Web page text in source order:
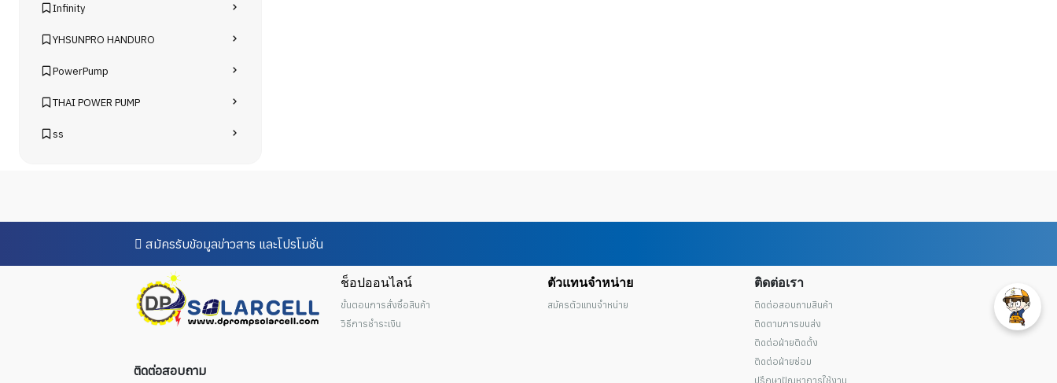
Infinity
YHSUNPRO HANDURO
PowerPump
THAI POWER PUMP
ss
สมัครรับข้อมูลข่าวสาร และโปรโมชั่น
ติดต่อสอบถาม
ช็อปออนไลน์
ขั้นตอนการสั่งซื้อสินค้า
วิธีการชำระเงิน
ตัวแทนจำหน่าย
สมัครตัวแทนจำหน่าย
ติดต่อเรา
ติดต่อสอบถามสินค้า
ติดตามการขนส่ง
ติดต่อฝ่ายติดตั้ง
ติดต่อฝ่ายซ่อม
ปรึกษาปัญหาการใช้งาน